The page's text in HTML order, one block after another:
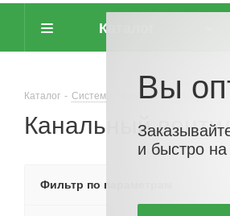
Каталог
Каталог - Системы обогрева, вентиляции,
Канальный
Фильтр по параметрам
Вы
и быстро